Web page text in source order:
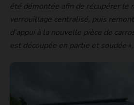
été démontée afin de récupérer le
verrouillage centralisé, puis
d’appui à la nouvelle pièce de
est découpée en partie et soudée